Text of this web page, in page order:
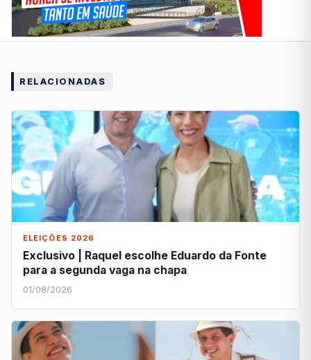
RELACIONADAS
ELEIÇÕES 2026
Exclusivo | Raquel escolhe Eduardo da Fonte
para a segunda vaga na chapa
01/08/2026